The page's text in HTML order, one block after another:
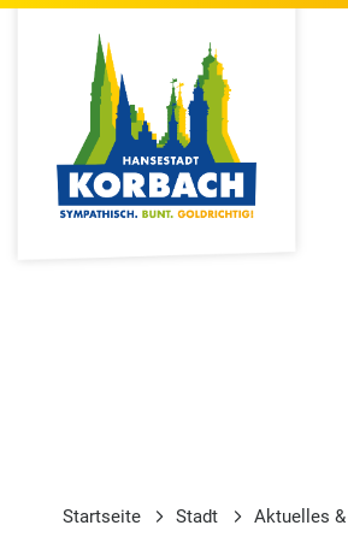
Startseite Stadt Aktuelles